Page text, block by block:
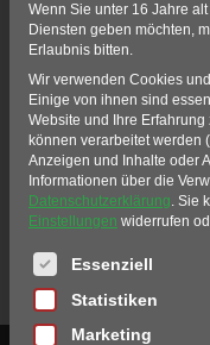
GOLF
NO EVENTS
Wenn Sie unter 16 Jahre
Diensten geben möchten,
Erlaubnis bitten.
Wir verwenden Cookies
Einige von ihnen sind
Website und Ihre Erfahrung
können verarbeitet werden
Anzeigen und Inhalte oder
Informationen über die
Datenschutzerklärung. Sie
Einstellungen widerrufen
Es folgt eine Liste
Essenziell
Statistiken
Marketing